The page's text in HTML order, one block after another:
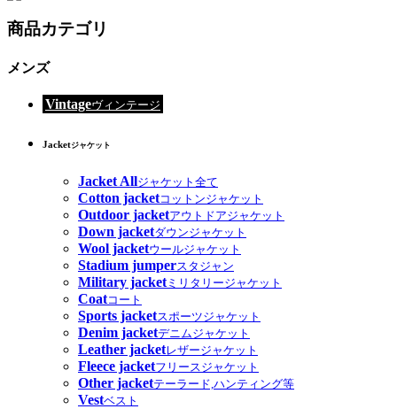
商品カテゴリ
メンズ
Vintageヴィンテージ
Jacketジャケット
Jacket Allジャケット全て
Cotton jacketコットンジャケット
Outdoor jacketアウトドアジャケット
Down jacketダウンジャケット
Wool jacketウールジャケット
Stadium jumperスタジャン
Military jacketミリタリージャケット
Coatコート
Sports jacketスポーツジャケット
Denim jacketデニムジャケット
Leather jacketレザージャケット
Fleece jacketフリースジャケット
Other jacketテーラード,ハンティング等
Vestベスト